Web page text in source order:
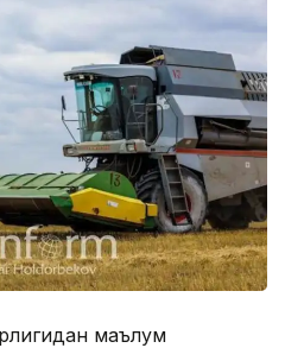
маълум